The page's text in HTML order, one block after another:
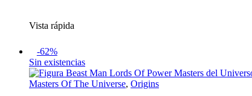
21,99€.
Vista rápida
-62%
Sin existencias
Masters Of The Universe, Origins